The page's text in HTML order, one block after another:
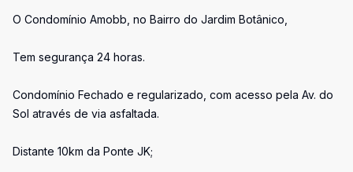
O Condomínio Amobb, no Bairro do Jardim Botânico,
Tem segurança 24 horas.
Condomínio Fechado e regularizado, com acesso pela Av. do
Sol através de via asfaltada.
Distante 10km da Ponte JK;